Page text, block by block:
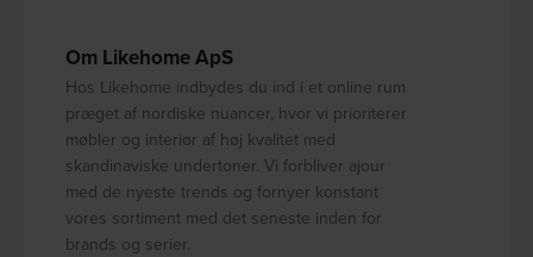
Om Likehome ApS
Hos Likehome indbydes du ind i et online rum
præget af nordiske nuancer, hvor vi prioriterer
møbler og interiør af høj kvalitet med
skandinaviske undertoner. Vi forbliver ajour
med de nyeste trends og fornyer konstant
vores sortiment med det seneste inden for
brands og serier.